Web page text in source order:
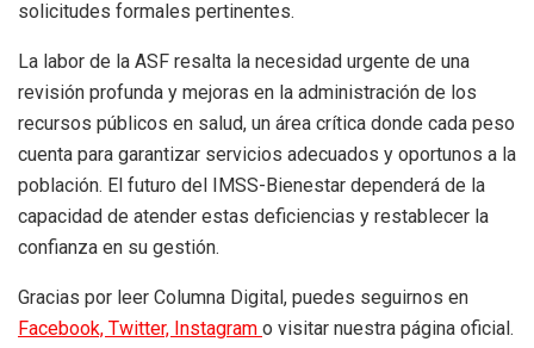
solicitudes formales pertinentes.
La labor de la ASF resalta la necesidad urgente de una
revisión profunda y mejoras en la administración de los
recursos públicos en salud, un área crítica donde cada peso
cuenta para garantizar servicios adecuados y oportunos a la
población. El futuro del IMSS-Bienestar dependerá de la
capacidad de atender estas deficiencias y restablecer la
confianza en su gestión.
Gracias por leer Columna Digital, puedes seguirnos en
Facebook, Twitter, Instagram o visitar nuestra página oficial.